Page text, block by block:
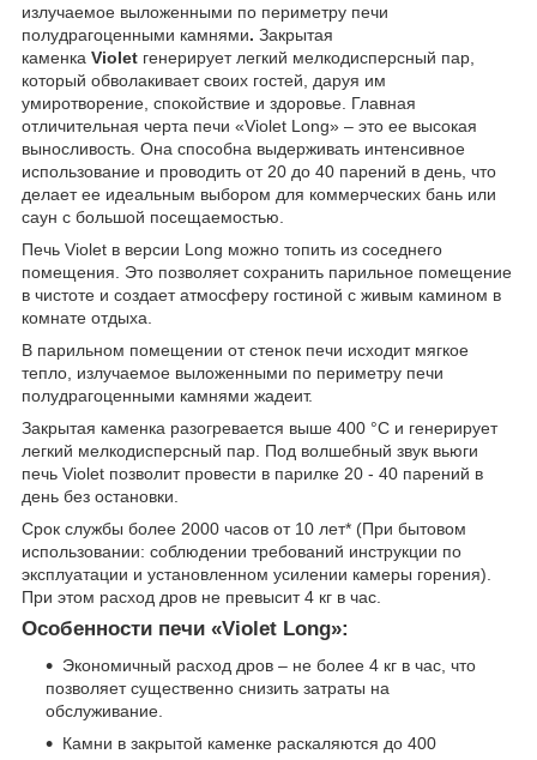
излучаемое выложенными по периметру печи
полудрагоценными камнями. Закрытая
каменка Violet генерирует легкий мелкодисперсный пар,
который обволакивает своих гостей, даруя им
умиротворение, спокойствие и здоровье. Главная
отличительная черта печи «Violet Long» – это ее высокая
выносливость. Она способна выдерживать интенсивное
использование и проводить от 20 до 40 парений в день, что
делает ее идеальным выбором для коммерческих бань или
саун с большой посещаемостью.
Печь Violet в версии Long можно топить из соседнего
помещения. Это позволяет сохранить парильное помещение
в чистоте и создает атмосферу гостиной с живым камином в
комнате отдыха.
В парильном помещении от стенок печи исходит мягкое
тепло, излучаемое выложенными по периметру печи
полудрагоценными камнями жадеит.
Закрытая каменка разогревается выше 400 °C и генерирует
легкий мелкодисперсный пар. Под волшебный звук вьюги
печь Violet позволит провести в парилке 20 - 40 парений в
день без остановки.
Срок службы более 2000 часов от 10 лет* (При бытовом
использовании: соблюдении требований инструкции по
эксплуатации и установленном усилении камеры горения).
При этом расход дров не превысит 4 кг в час.
Особенности печи «Violet Long»:
Экономичный расход дров – не более 4 кг в час, что
позволяет существенно снизить затраты на
обслуживание.
Камни в закрытой каменке раскаляются до 400